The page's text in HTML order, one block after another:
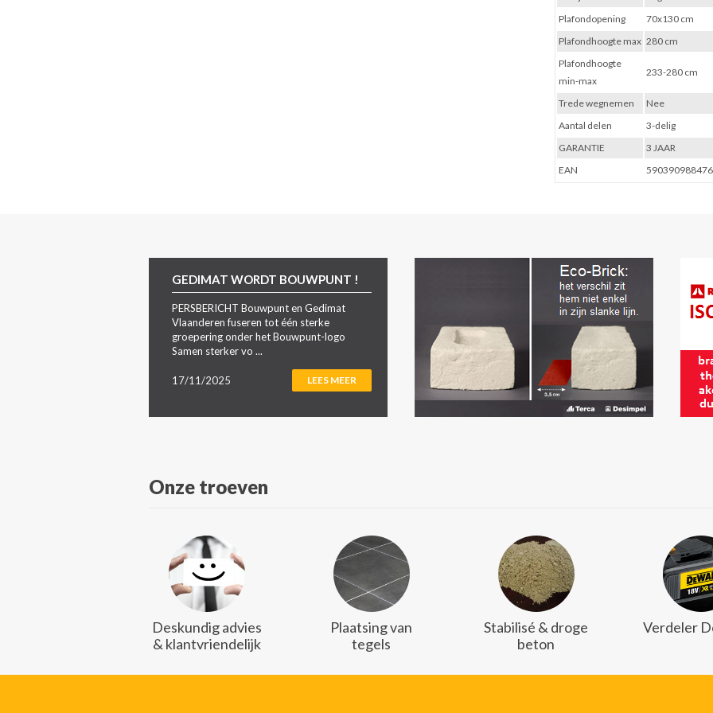
Plafondopening
70x130 cm
Plafondhoogte max 280 cm
Plafondhoogte
min-max
233-280 cm
Trede wegnemen
Nee
Aantal delen
3-delig
GARANTIE
3 JAAR
EAN
GEDIMAT WORDT BOUWPUNT !
PERSBERICHT Bouwpunt en Gedimat
Vlaanderen fuseren tot één sterke
groepering onder het Bouwpunt-logo
Samen sterker vo ...
17/11/2025 LEES MEER
Onze troeven
Deskundig advies
& klantvriendelijk
Plaatsing van
tegels
Stabilisé & droge
beton
Verdeler